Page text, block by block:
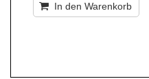
In den Warenkorb